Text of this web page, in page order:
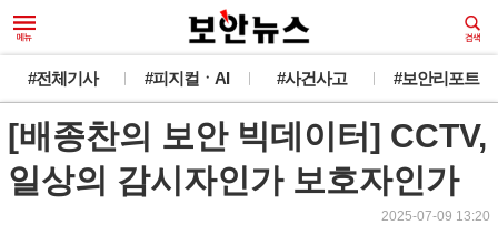
#전체기사 #피지컬ㆍAI #사건사고 #보안리포트
[배종찬의 보안 빅데이터] CCTV,
일상의 감시자인가 보호자인가
2025-07-09 13:20